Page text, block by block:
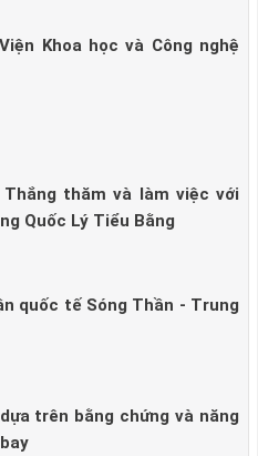
Khoa học và Công nghệ
thăm và làm việc với
Quốc Lý Tiểu Bằng
quốc tế Sóng Thần - Trung
trên bằng chứng và năng